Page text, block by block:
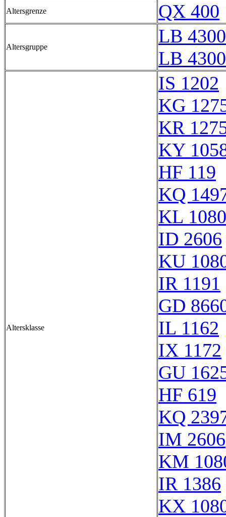
Altersgrenze QX 400
Altersgruppe
LB
LB
Altersklasse
IS 1202
KG
KR
KY
HF 119
KQ
KL 1080
ID 2606
KU
IR 1191
GD
IL 1162
IX 1172
GU
HF 619
KQ
IM 2606
KM
IR 1386
KX